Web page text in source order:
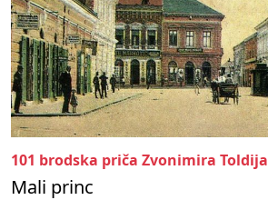
101 brodska priča Zvonimira Toldija
Mali princ